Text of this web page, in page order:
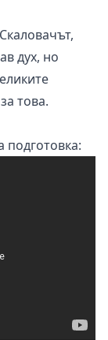
Скаловачът,
дух, но
това.
подготовка: